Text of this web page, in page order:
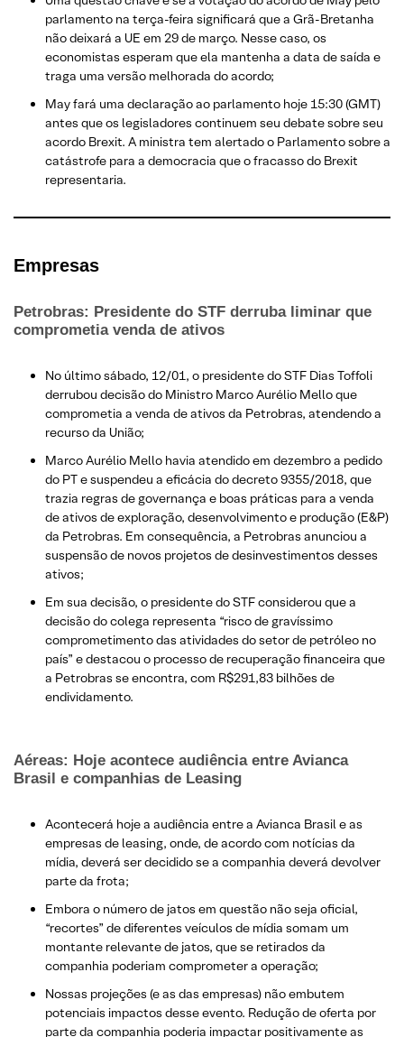
parlamento na terça-feira significará que a Grã-Bretanha
não deixará a UE em 29 de março. Nesse caso, os
economistas esperam que ela mantenha a data de saída e
traga uma versão melhorada do acordo;
May fará uma declaração ao parlamento hoje 15:30 (GMT)
antes que os legisladores continuem seu debate sobre seu
acordo Brexit. A ministra tem alertado o Parlamento sobre a
catástrofe para a democracia que o fracasso do Brexit
representaria.
Empresas
Petrobras: Presidente do STF derruba liminar que
comprometia venda de ativos
No último sábado, 12/01, o presidente do STF Dias Toffoli
derrubou decisão do Ministro Marco Aurélio Mello que
comprometia a venda de ativos da Petrobras, atendendo a
recurso da União;
Marco Aurélio Mello havia atendido em dezembro a pedido
do PT e suspendeu a eficácia do decreto 9355/2018, que
trazia regras de governança e boas práticas para a venda
de ativos de exploração, desenvolvimento e produção (E&P)
da Petrobras. Em consequência, a Petrobras anunciou a
suspensão de novos projetos de desinvestimentos desses
ativos;
Em sua decisão, o presidente do STF considerou que a
decisão do colega representa “risco de gravíssimo
comprometimento das atividades do setor de petróleo no
país” e destacou o processo de recuperação financeira que
a Petrobras se encontra, com R$291,83 bilhões de
endividamento.
Aéreas: Hoje acontece audiência entre Avianca
Brasil e companhias de Leasing
Acontecerá hoje a audiência entre a Avianca Brasil e as
empresas de leasing, onde, de acordo com notícias da
mídia, deverá ser decidido se a companhia deverá devolver
parte da frota;
Embora o número de jatos em questão não seja oficial,
“recortes” de diferentes veículos de mídia somam um
montante relevante de jatos, que se retirados da
companhia poderiam comprometer a operação;
Nossas projeções (e as das empresas) não embutem
potenciais impactos desse evento. Redução de oferta por
parte da companhia poderia impactar positivamente as